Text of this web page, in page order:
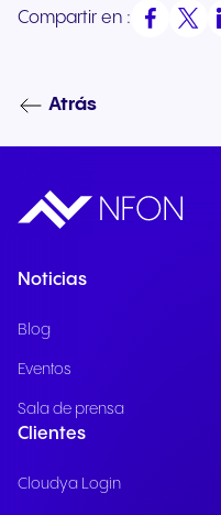
Compartir en :
Atrás
Noticias
Blog
Eventos
Sala de prensa
Clientes
Cloudya Login